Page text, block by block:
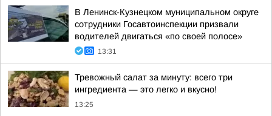
В Ленинск-Кузнецком муниципальном округе
сотрудники Госавтоинспекции призвали
водителей двигаться «по своей полосе»
13:31
Тревожный салат за минуту: всего три
ингредиента — это легко и вкусно!
13:25